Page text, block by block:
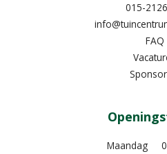
015-
FAQ
Maandag